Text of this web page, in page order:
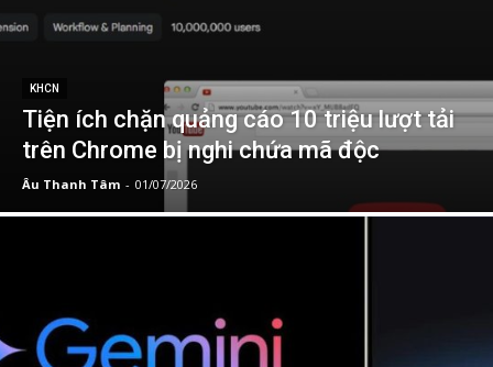
KHCN
Tiện ích chặn quảng cáo 10 triệu lượt tải
trên Chrome bị nghi chứa mã độc
Âu Thanh Tâm - 01/07/2026